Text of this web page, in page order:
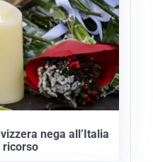
nega all’Italia
ricorso